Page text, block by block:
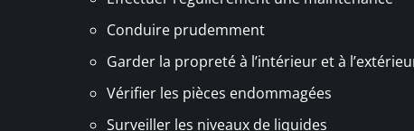
Conduire prudemment
Garder la propreté à l’intérieur et à
Vérifier les pièces endommagées
Surveiller les niveaux de liquides